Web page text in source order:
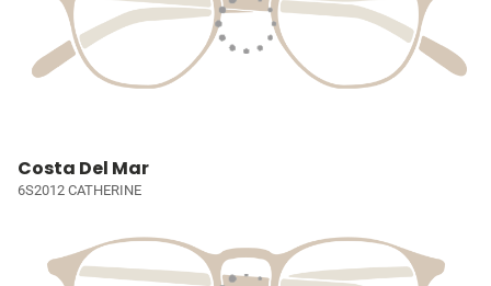
Costa Del Mar
6S2012 CATHERINE